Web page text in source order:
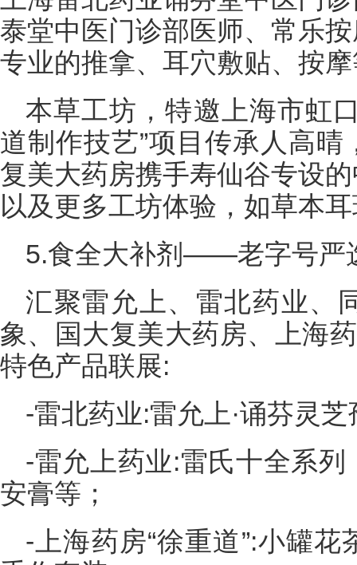
泰堂中医门诊部医师、常乐
专业的推拿、耳穴敷贴、按
本草工坊，特邀上海市虹
道制作技艺”项目传承人高
复美大药房携手寿仙谷专设
以及更多工坊体验，如草本
5.食全大补剂——老字号严
汇聚雷允上、雷北药业、
象、国大复美大药房、上海
特色产品联展:
-雷北药业:雷允上·诵芬灵
-雷允上药业:雷氏十全系
安膏等；
-上海药房“徐重道”:小罐